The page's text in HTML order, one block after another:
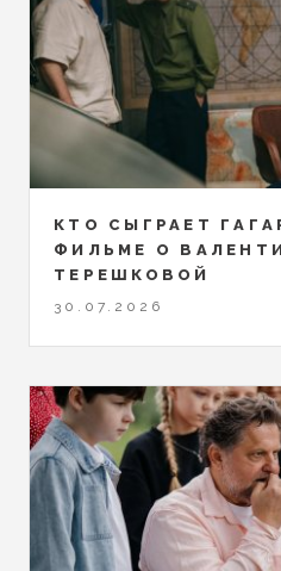
КТО СЫГРАЕТ
ФИЛЬМЕ О
ТЕРЕШКОВОЙ
30.07.2026